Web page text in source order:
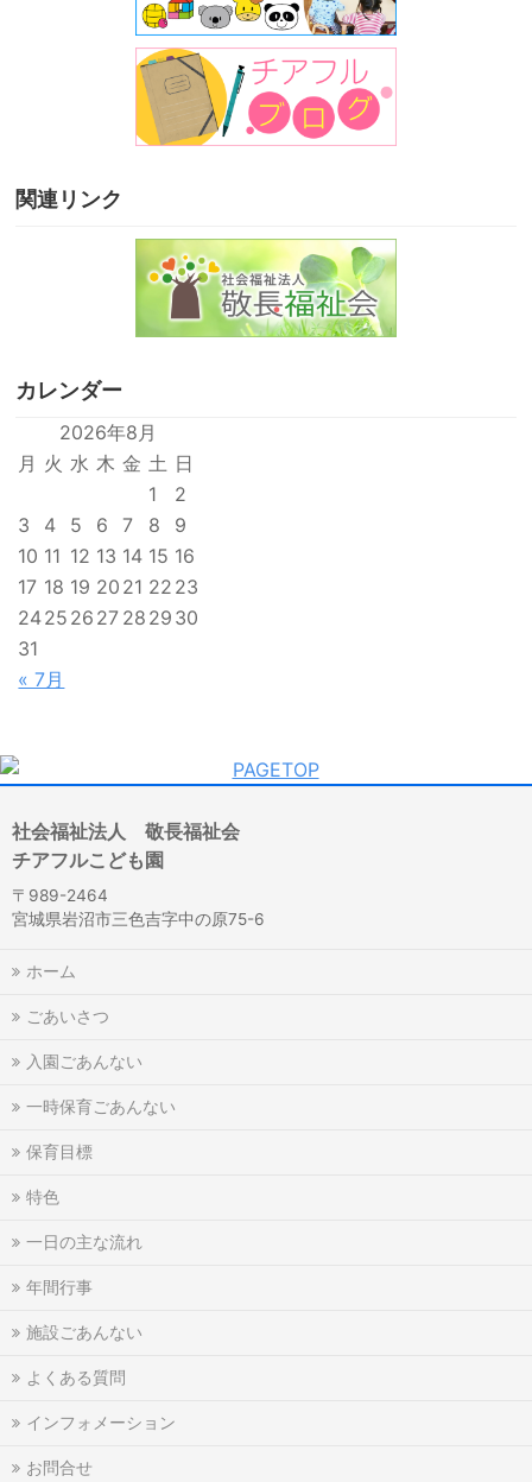
関連リンク
カレンダー
2026年8月
月 火 水 木 金 土 日
« 7月
1
2
3
4 5 6 7 8
9
10 11 12 13 14 15 16
17 18 19 20 21 22 23
2425 26 27 28 29 30
31
社会福祉法人 敬長福祉会
チアフルこども園
〒989-2464
宮城県岩沼市三色吉字中の原75-6
ホーム
ごあいさつ
入園ごあんない
一時保育ごあんない
保育目標
特色
一日の主な流れ
年間行事
施設ごあんない
よくある質問
インフォメーション
お問合せ